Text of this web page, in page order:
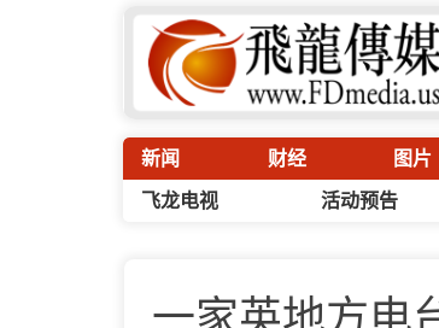
新闻 财经 图片
飞龙电视 活动预告